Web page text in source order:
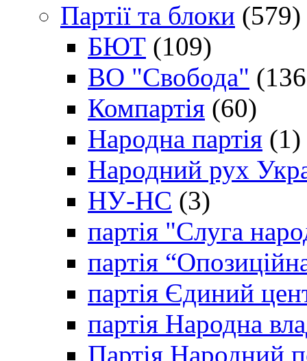
Партії та блоки (579)
БЮТ (109)
ВО "Свобода"
Компартія (60)
Народна партія (1)
Народний рух
НУ-НС (3)
партія "Слуга
партія
партія Єдиний
партія Народна
Партія Народний